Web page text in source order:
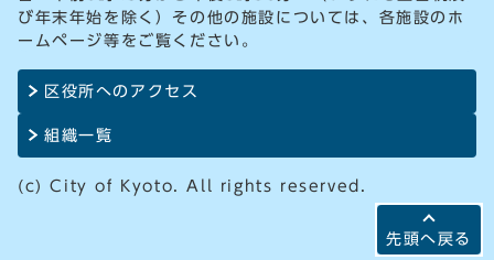
先頭へ戻る
び年末年始を除く）その他の施設については、各施設のホ
ームページ等をご覧ください。
区役所へのアクセス
組織一覧
(c) City of Kyoto. All rights reserved.